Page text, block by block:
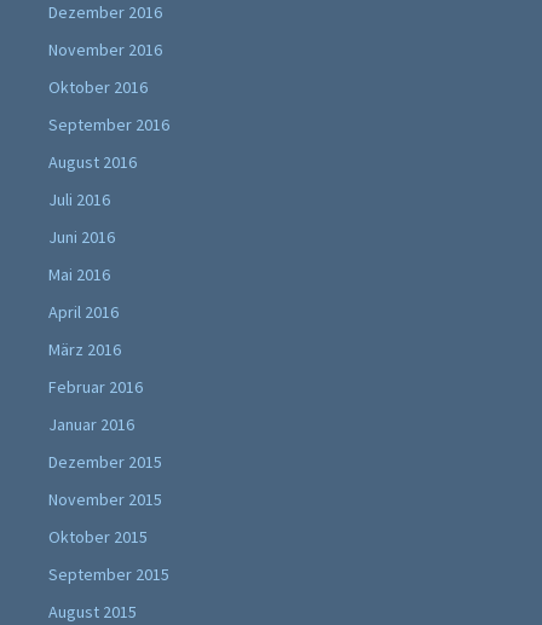
Dezember 2016
November 2016
Oktober 2016
September 2016
August 2016
Juli 2016
Juni 2016
Mai 2016
April 2016
März 2016
Februar 2016
Januar 2016
Dezember 2015
November 2015
Oktober 2015
September 2015
August 2015